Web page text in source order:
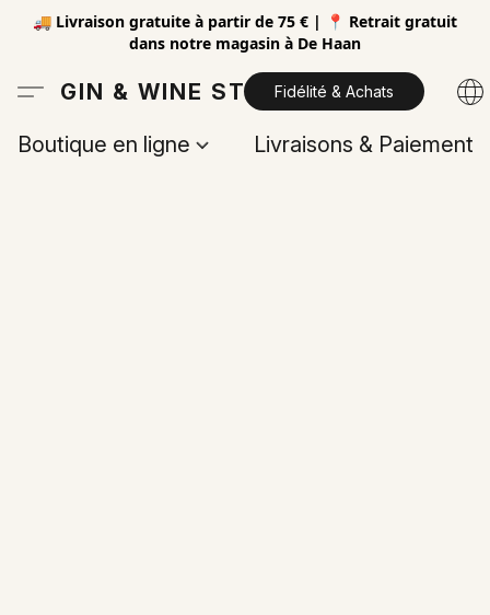
🚚 Livraison gratuite à partir de 75 € | 📍 Retrait gratuit
dans notre magasin à De Haan
GIN & WINE STOREFidélité & Achats
Boutique en ligne Livraisons & Paiements